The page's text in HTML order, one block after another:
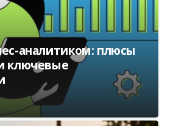
аналитиком: плюсы
ключевые